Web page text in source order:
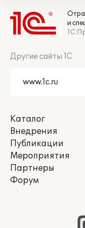
и
Другие сайты 1С
Каталог
Внедрения
Публикации
Мероприятия
Партнеры
Форум